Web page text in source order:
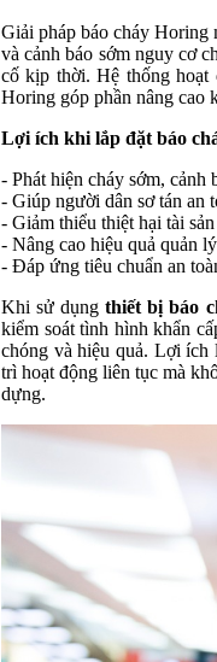
Giải pháp báo cháy Horing
và cảnh báo sớm nguy cơ
cố kịp thời. Hệ thống hoạt
Horing góp phần nâng cao
Lợi ích khi lắp đặt báo
- Phát hiện cháy sớm, cảnh
- Giúp người dân sơ tán an
- Giảm thiểu thiệt hại tài
- Nâng cao hiệu quả quản
- Đáp ứng tiêu chuẩn an
Khi sử dụngthiết bị báo
kiểm soát tình hình khẩn
chóng và hiệu quả. Lợi ích
trì hoạt động liên tục mà
dựng.